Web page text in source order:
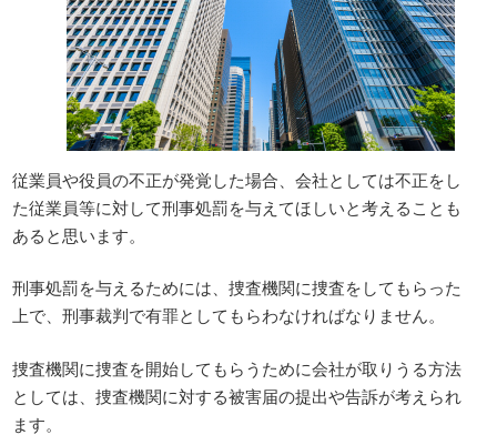
従業員や役員の不正が発覚した場合、会社としては不正をし
た従業員等に対して刑事処罰を与えてほしいと考えることも
あると思います。
刑事処罰を与えるためには、捜査機関に捜査をしてもらった
上で、刑事裁判で有罪としてもらわなければなりません。
捜査機関に捜査を開始してもらうために会社が取りうる方法
としては、捜査機関に対する被害届の提出や告訴が考えられ
ます。